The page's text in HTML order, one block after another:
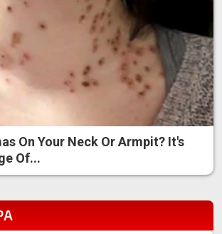
On Your Neck Or Armpit? It's
Of...